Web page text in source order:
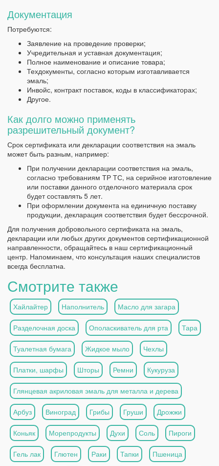
Документация
Потребуются:
Заявление на проведение проверки;
Учредительная и уставная документация;
Полное наименование и описание товара;
Техдокументы, согласно которым изготавливается
эмаль;
Инвойс, контракт поставок, коды в классификаторах;
Другое.
Как долго можно применять
разрешительный документ?
Срок сертификата или декларации соответствия на эмаль
может быть разным, например:
При получении декларации соответствия на эмаль,
согласно требованиям ТР ТС, на серийное изготовление
или поставки данного отделочного материала срок
будет составлять 5 лет.
При оформлении документа на единичную поставку
продукции, декларация соответствия будет бессрочной.
Для получения добровольного сертификата на эмаль,
декларации или любых других документов сертификационной
направленности, обращайтесь в наш сертификационный
центр. Напоминаем, что консультация наших специалистов
всегда бесплатна.
Смотрите также
Хайлайтер Наполнитель Масло для загара
Разделочная доска Ополаскиватель для рта Тара
Туалетная бумага Жидкое мыло Чехлы
Платки, шарфы Шторы Ремни Кукуруза
Глянцевая акриловая эмаль для металла и дерева
Арбуз Виноград Грибы Груши Дрожжи
Коньяк Морепродукты Духи Соль Пироги
Гель лак Глютен Раки Тапки Пшеница